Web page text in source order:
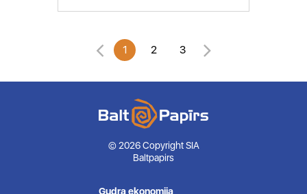
1 2 3
© 2026 Copyright SIA
Baltpapirs
Gudra ekonomija